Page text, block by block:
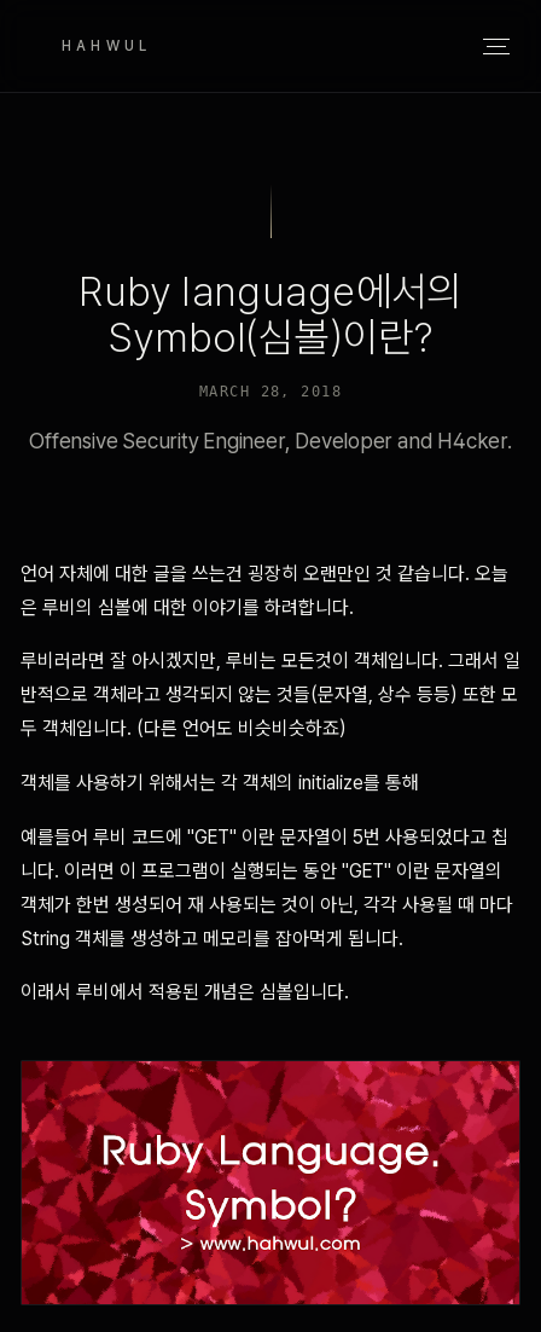
HAHWUL
Ruby language에서의
Symbol(심볼)이란?
MARCH 28, 2018
Offensive Security Engineer, Developer and H4cker.
언어 자체에 대한 글을 쓰는건 굉장히 오랜만인 것 같습니다. 오늘
은 루비의 심볼에 대한 이야기를 하려합니다.
루비러라면 잘 아시겠지만, 루비는 모든것이 객체입니다. 그래서 일
반적으로 객체라고 생각되지 않는 것들(문자열, 상수 등등) 또한 모
두 객체입니다. (다른 언어도 비슷비슷하죠)
객체를 사용하기 위해서는 각 객체의 initialize를 통해
예를들어 루비 코드에 "GET" 이란 문자열이 5번 사용되었다고 칩
니다. 이러면 이 프로그램이 실행되는 동안 "GET" 이란 문자열의
객체가 한번 생성되어 재 사용되는 것이 아닌, 각각 사용될 때 마다
String 객체를 생성하고 메모리를 잡아먹게 됩니다.
이래서 루비에서 적용된 개념은 심볼입니다.